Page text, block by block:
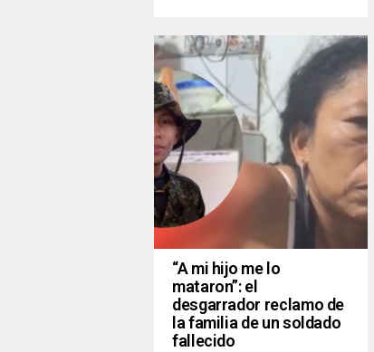
“A mi hijo me lo
mataron”: el
desgarrador reclamo de
la familia de un soldado
fallecido